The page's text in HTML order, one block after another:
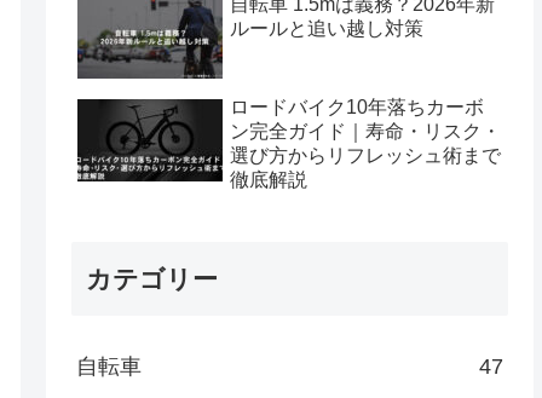
ルールと追い越し対策
ロードバイク10年落ちカーボ
ン完全ガイド｜寿命・リスク・
選び方からリフレッシュ術まで
徹底解説
カテゴリー
自転車 47